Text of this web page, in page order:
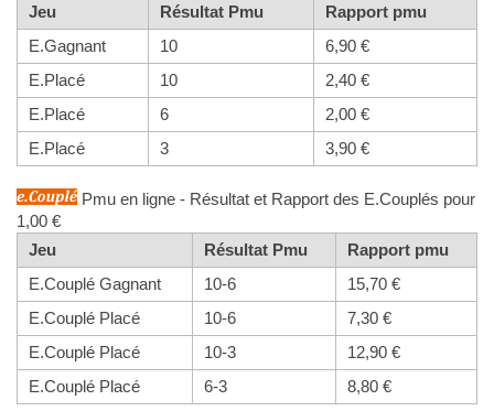
Jeu
Résultat Pmu
Rapport pmu
E.Gagnant
10
6,90 €
E.Placé
10
2,40 €
E.Placé
6
2,00 €
E.Placé
3 3,90 €
Pmu en ligne - Résultat et Rapport des E.Couplés pour
1,00 €
Jeu
Résultat Pmu
Rapport pmu
E.Couplé Gagnant
10-6
15,70 €
E.Couplé Placé
10-6
7,30 €
E.Couplé Placé
10-3
12,90 €
E.Couplé Placé
6-3 8,80 €